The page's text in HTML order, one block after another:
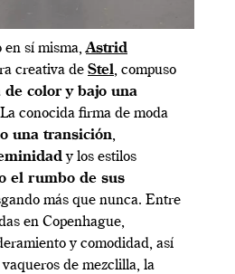
en sí misma,Astrid
creativa de Stel, compuso
de color y bajo una
conocida firma de moda
una transición,
y los estilos
el rumbo de sus
más que nunca. Entre
en Copenhague,
y comodidad, así
de mezclilla, la